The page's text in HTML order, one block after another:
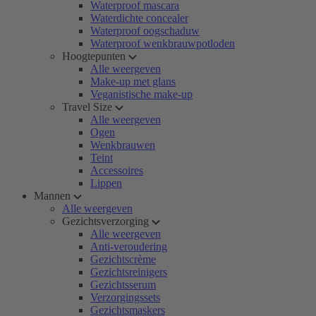
Waterproof mascara
Waterdichte concealer
Waterproof oogschaduw
Waterproof wenkbrauwpotloden
Hoogtepunten
Alle weergeven
Make-up met glans
Veganistische make-up
Travel Size
Alle weergeven
Ogen
Wenkbrauwen
Teint
Accessoires
Lippen
Mannen
Alle weergeven
Gezichtsverzorging
Alle weergeven
Anti-veroudering
Gezichtscrème
Gezichtsreinigers
Gezichtsserum
Verzorgingssets
Gezichtsmaskers